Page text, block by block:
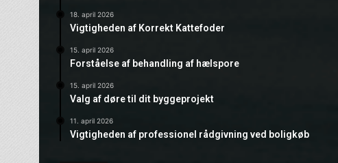
18. april 2026
Vigtigheden af Korrekt Kattefoder
15. april 2026
Forståelse af behandling af hælspore
15. april 2026
Valg af døre til dit byggeprojekt
11. april 2026
Vigtigheden af professionel rådgivning ved boligkøb